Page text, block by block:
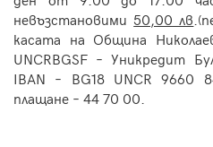
невъзстановими 50,00 лв
касата на Община
UNCRBGSF –Уникредит
IBAN – BG18UNCR 9660
плащане – 44 70 00.